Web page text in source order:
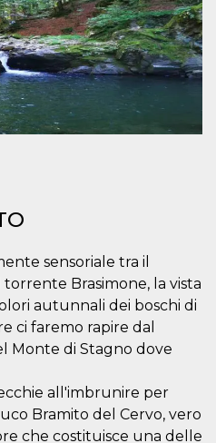
sensoriale tra il
Brasimone, la vista
autunnali dei boschi di
ci faremo rapire dal
Monte di Stagno dove
all'imbrunire per
Bramito del Cervo, vero
che costituisce una delle
mantenere le
variabili di
sessione utente.
Normalmente è
un numero
generato in
modo casuale, il
viene utilizzato
specifico per il
generalmente
utilizzato per le
prestazioni e
l'ottimizzazione
dei servizi di
elaborazione
dei pagamenti,
facilitando la
sul browser per
rendere le
pagine più